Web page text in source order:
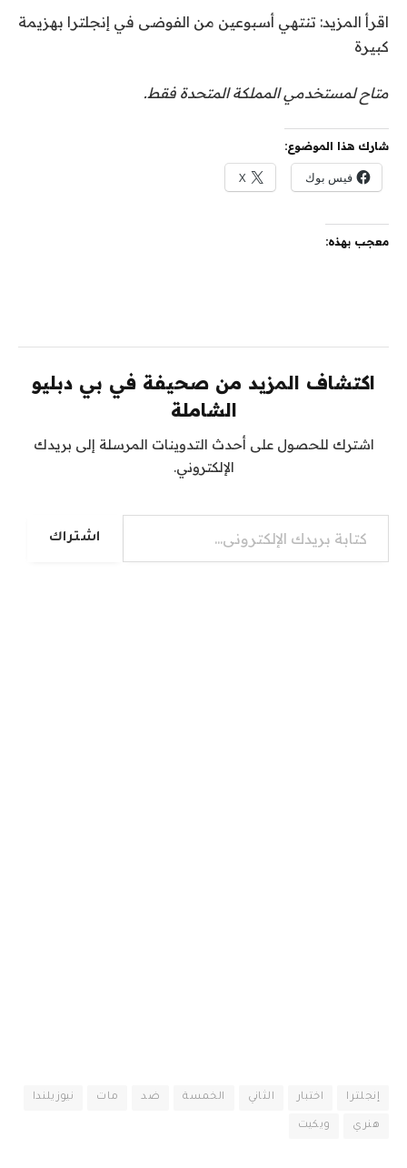
اقرأ المزيد: تنتهي أسبوعين من الفوضى في إنجلترا بهزيمة
كبيرة
متاح لمستخدمي المملكة المتحدة فقط.
شارك هذا الموضوع:
فيس بوك X
معجب بهذه:
اكتشاف المزيد من صحيفة في بي دبليو
الشاملة
اشترك للحصول على أحدث التدوينات المرسلة إلى بريدك
الإلكتروني.
كتابة بريدك الإلكتروني...
اشتراك
إنجلترا اختبار الثاني الخمسة ضد مات نيوزيلندا
هنري ويكيت